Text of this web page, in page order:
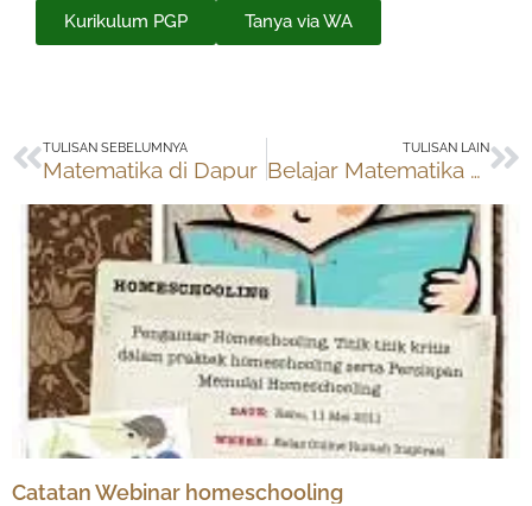
Kurikulum PGP Tanya via WA
Prev
TULISAN SEBELUMNYA
Matematika di Dapur
TULISAN LAIN
Belajar Matematika dengan Games
Catatan Webinar homeschooling